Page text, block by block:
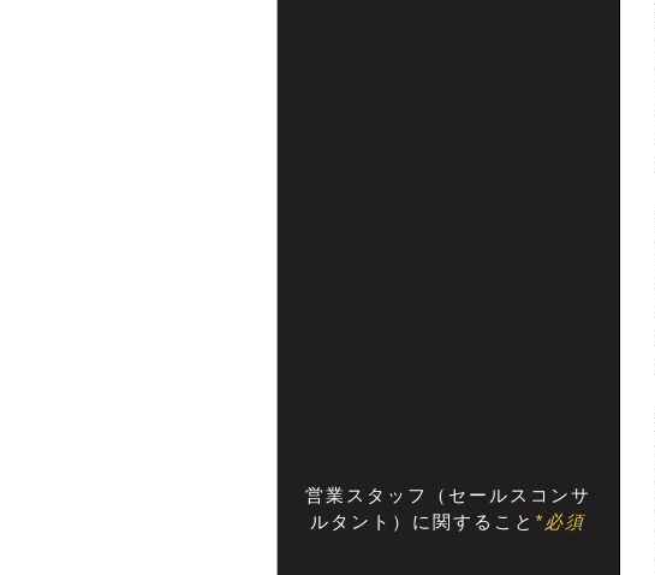
営業スタッフ（セールスコンサ
ルタント）に関すること *必須